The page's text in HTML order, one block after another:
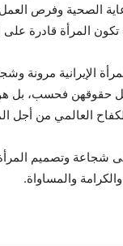
الصحية وفرص
المرأة قادرة على
الإيرانية مرونة
فحسب، بل هو
العالمي من أجل
شجاعة وتصميم المرأة
والمساواة.